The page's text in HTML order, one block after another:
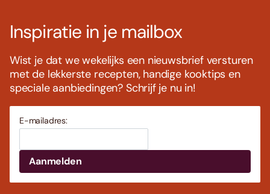
Inspiratie in je mailbox
Wist je dat we wekelijks een nieuwsbrief versturen
met de lekkerste recepten, handige kooktips en
speciale aanbiedingen? Schrijf je nu in!
E-mailadres: